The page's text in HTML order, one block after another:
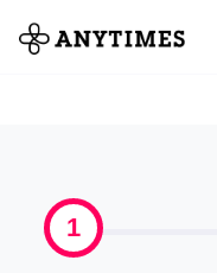
全て
1